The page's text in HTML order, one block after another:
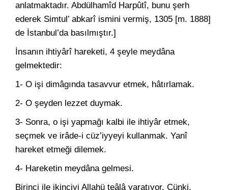
anlatmaktadır. Abdülhamîd Harpûtî, bunu şerh
ederek Simtul’ abkarî ismini vermiş, 1305 [m. 1888]
de İstanbul’da basılmıştır.]
İnsanın ihtiyârî hareketi, 4 şeyle meydâna
gelmektedir:
1- O işi dimâgında tasavvur etmek, hâtırlamak.
2- O şeyden lezzet duymak.
3- Sonra, o işi yapmağı kalbi ile ihtiyâr etmek,
seçmek ve irâde-i cüz’iyyeyi kullanmak. Yanî
hareket etmeği dilemek.
4- Hareketin meydâna gelmesi.
Birinci ile ikinciyi Allahü teâlâ yaratıyor. Çünki,